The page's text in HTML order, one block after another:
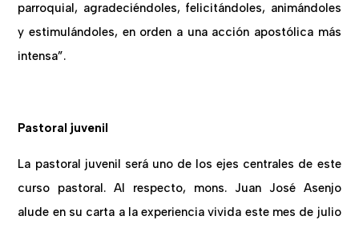
parroquial, agradeciéndoles, felicitándoles, animándoles
y estimulándoles, en orden a una acción apostólica más
intensa”.
Pastoral juvenil
La pastoral juvenil será uno de los ejes centrales de este
curso pastoral. Al respecto, mons. Juan José Asenjo
alude en su carta a la experiencia vivida este mes de julio